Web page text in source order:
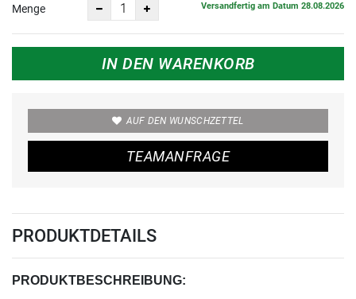
Menge Versandfertig am Datum 28.08.2026
IN DEN WARENKORB
AUF DEN WUNSCHZETTEL
TEAMANFRAGE
PRODUKTDETAILS
PRODUKTBESCHREIBUNG: